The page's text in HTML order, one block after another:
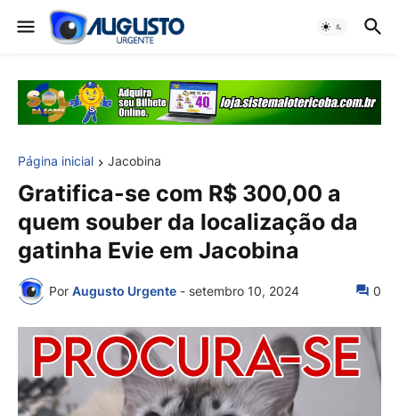
Página inicial Jacobina
Gratifica-se com R$ 300,00 a
quem souber da localização da
gatinha Evie em Jacobina
Por Augusto Urgente - setembro 10, 2024 0